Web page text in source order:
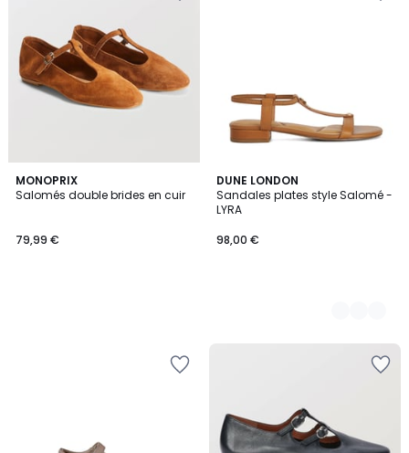
MONOPRIX
Salomés double brides en cuir
79,99 €
DUNE LONDON
Sandales plates style Salomé -
LYRA
98,00 €
2
Couleurs